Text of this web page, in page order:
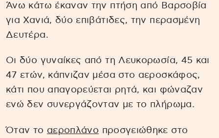
Άνω κάτω έκαναν την πτήση από Βαρσοβία
για Χανιά, δύο επιβάτιδες, την περασμένη
Δευτέρα.
Οι δύο γυναίκες από τη Λευκορωσία, 45 και
47 ετών, κάπνιζαν μέσα στο αεροσκάφος,
κάτι που απαγορεύεται ρητά, και φώναζαν
ενώ δεν συνεργάζονταν με το πλήρωμα.
Όταν το αεροπλάνο προσγειώθηκε στο